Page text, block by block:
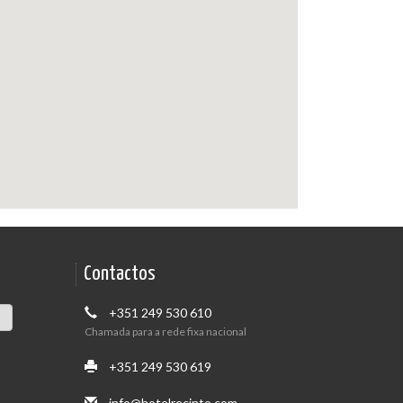
Contactos
+351 249 530 610
Chamada para a rede fixa nacional
+351 249 530 619